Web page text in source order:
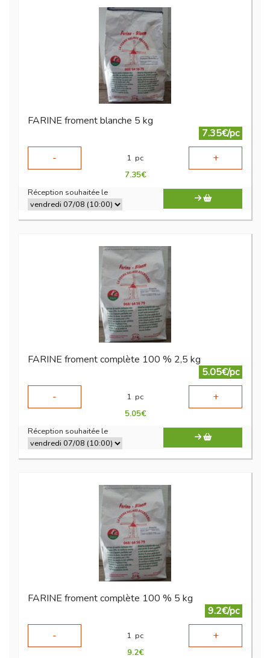
FARINE froment blanche 5 kg
7.35€/pc
-
1 pc +
7.35€
Réception souhaitée le
FARINE froment complète 100 % 2,5 kg
5.05€/pc
-
1 pc +
5.05€
Réception souhaitée le
FARINE froment complète 100 % 5 kg
9.2€/pc
-
1 pc +
9.2€